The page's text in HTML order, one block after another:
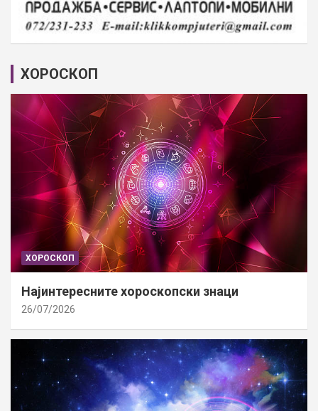
ХОРОСКОП
ХОРОСКОП
Најинтересните хороскопски знаци
26/07/2026